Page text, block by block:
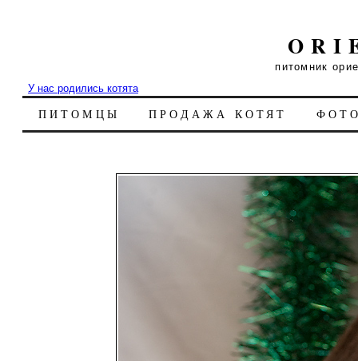
питомник
У нас родились котята
ПИТОМЦЫ ПРОДАЖА КОТЯТ